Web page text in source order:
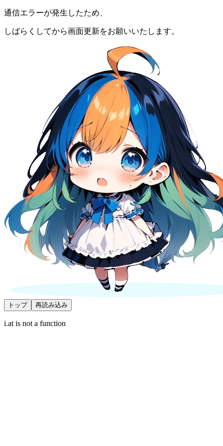
通信エラーが発生したため、
しばらくしてから画面更新をお願いいたします。
トップ 再読み込み
i.at is not a function